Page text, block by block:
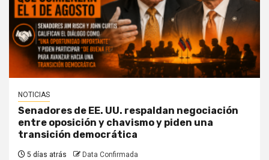
NOTICIAS
Senadores de EE. UU. respaldan negociación
entre oposición y chavismo y piden una
transición democrática
5 días atrás Data Confirmada